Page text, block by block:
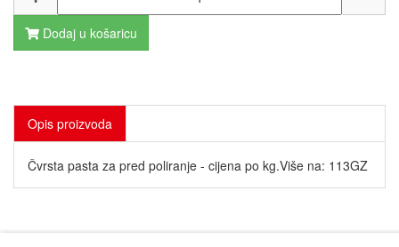
Dodaj u košaricu
Opis proizvoda
Čvrsta pasta za pred poliranje - cijena po kg.Više na: 113GZ